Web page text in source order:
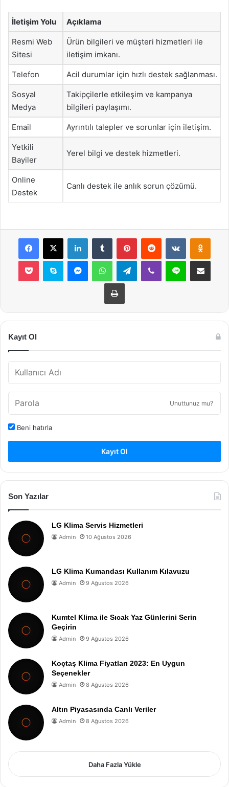
İletişim Yolu Açıklama
Resmi Web
Sitesi
Ürün bilgileri ve müşteri hizmetleri ile
iletişim imkanı.
Telefon Acil durumlar için hızlı destek sağlanması.
Sosyal
Medya
Takipçilerle etkileşim ve kampanya
bilgileri paylaşımı.
Email Ayrıntılı talepler ve sorunlar için iletişim.
Yetkili
Bayiler
Yerel bilgi ve destek hizmetleri.
Online
Destek
Canlı destek ile anlık sorun çözümü.
Facebook
X LinkedInTumblr PinterestReddit VKontakte
Pocket Skype MessengerWhatsAppTelegramViber Line E-Posta ile
Yazdır
Kayıt Ol
Unuttunuz mu?
Beni hatırla
Kayıt Ol
Son Yazılar
LG Klima Servis Hizmetleri
Admin 10 Ağustos 2026
LG Klima Kumandası Kullanım Kılavuzu
Admin 9 Ağustos 2026
Kumtel Klima ile Sıcak Yaz Günlerini Serin
Geçirin
Admin 9 Ağustos 2026
Koçtaş Klima Fiyatları 2023: En Uygun
Seçenekler
Admin 8 Ağustos 2026
Altın Piyasasında Canlı Veriler
Admin 8 Ağustos 2026
Daha Fazla Yükle